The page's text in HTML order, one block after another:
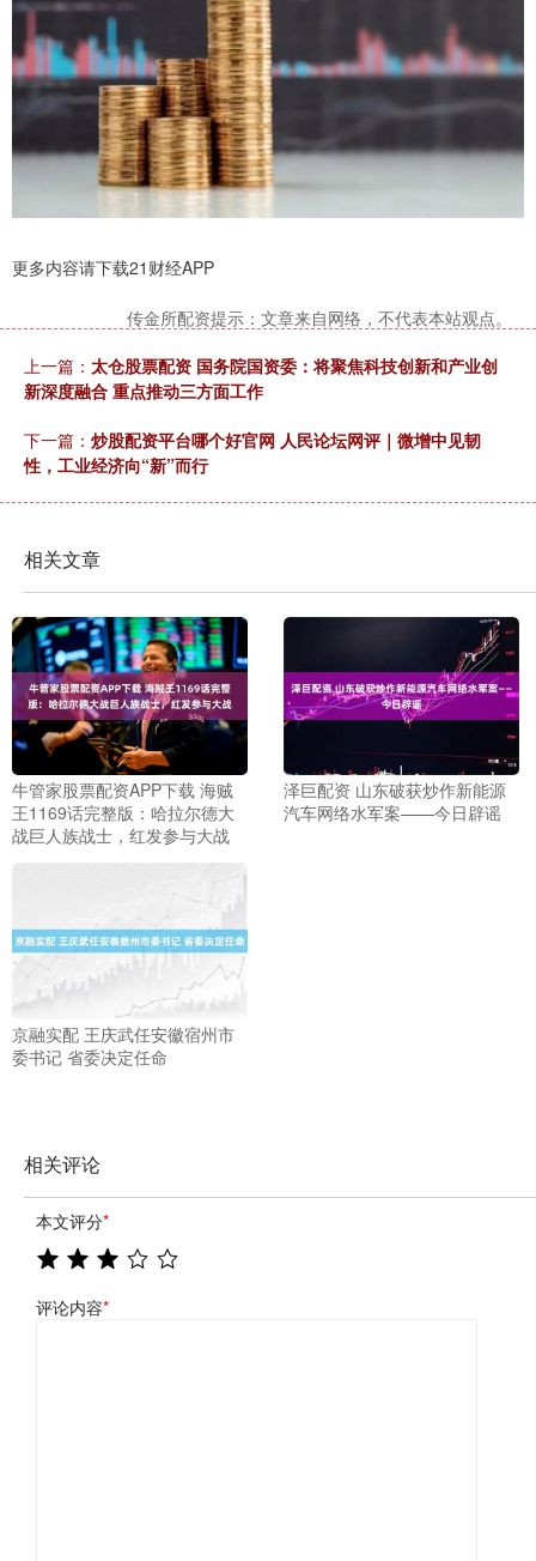
更多内容请下载21财经APP
传金所配资提示：文章来自网络，不代表本站观点。
上一篇： 太仓股票配资 国务院国资委：将聚焦科技创新和产业创
新深度融合 重点推动三方面工作
下一篇： 炒股配资平台哪个好官网 人民论坛网评｜微增中见韧
性，工业经济向“新”而行
相关文章
牛管家股票配资APP下载 海贼
王1169话完整版：哈拉尔德大
战巨人族战士，红发参与大战
泽巨配资 山东破获炒作新能源
汽车网络水军案——今日辟谣
京融实配 王庆武任安徽宿州市
委书记 省委决定任命
相关评论
本文评分*
评论内容*